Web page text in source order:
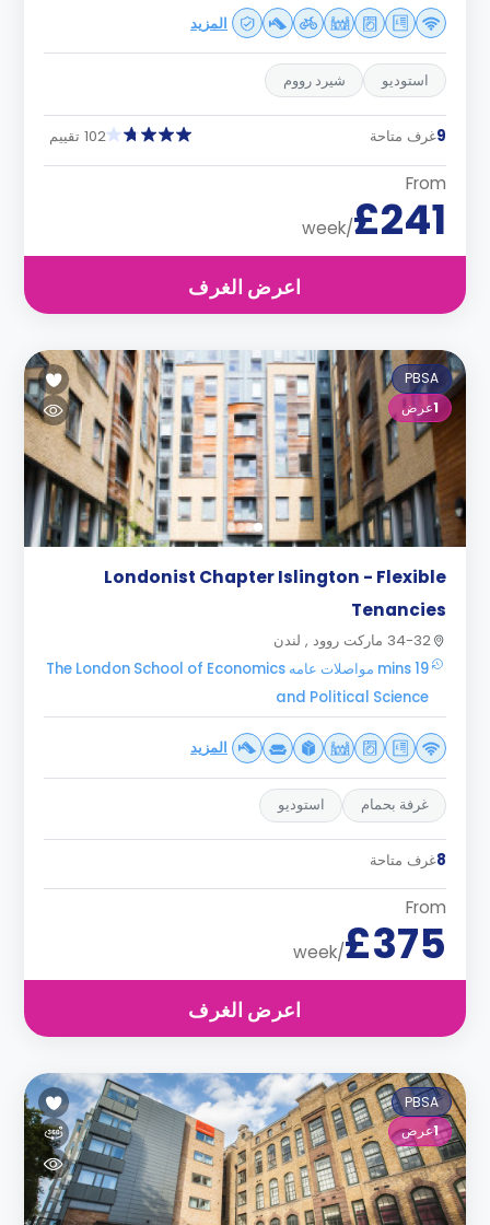
المزيد
استوديو شيرد رووم
9غرف متاحة 102 تقييم
From
£241
/week
اعرض الغرف
PBSA
1عرض
Londonist Chapter Islington - Flexible
Tenancies
34-32 ماركت روود , لندن
19 mins مواصلات عامه The London School of Economics
and Political Science
المزيد
غرفة بحمام استوديو
8غرف متاحة
From
£375
/week
اعرض الغرف
PBSA
1عرض